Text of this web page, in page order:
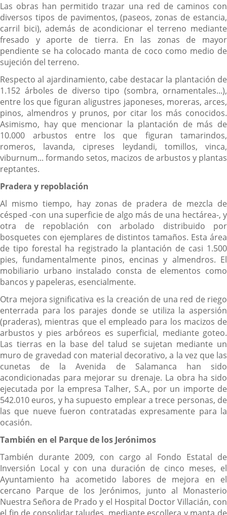
Las obras han permitido trazar una red de caminos con
diversos tipos de pavimentos, (paseos, zonas de estancia,
carril bici), además de acondicionar el terreno mediante
fresado y aporte de tierra. En las zonas de mayor
pendiente se ha colocado manta de coco como medio de
sujeción del terreno.
Respecto al ajardinamiento, cabe destacar la plantación de
1.152 árboles de diverso tipo (sombra, ornamentales...),
entre los que figuran aligustres japoneses, moreras, arces,
pinos, almendros y prunos, por citar los más conocidos.
Asimismo, hay que mencionar la plantación de más de
10.000 arbustos entre los que figuran tamarindos,
romeros, lavanda, cipreses leydandi, tomillos, vinca,
viburnum... formando setos, macizos de arbustos y plantas
reptantes.
Pradera y repoblación
Al mismo tiempo, hay zonas de pradera de mezcla de
césped -con una superficie de algo más de una hectárea-, y
otra de repoblación con arbolado distribuido por
bosquetes con ejemplares de distintos tamaños. Esta área
de tipo forestal ha registrado la plantación de casi 1.500
pies, fundamentalmente pinos, encinas y almendros. El
mobiliario urbano instalado consta de elementos como
bancos y papeleras, esencialmente.
Otra mejora significativa es la creación de una red de riego
enterrada para los parajes donde se utiliza la aspersión
(praderas), mientras que el empleado para los macizos de
arbustos y pies arbóreos es superficial, mediante goteo.
Las tierras en la base del talud se sujetan mediante un
muro de gravedad con material decorativo, a la vez que las
cunetas de la Avenida de Salamanca han sido
acondicionadas para mejorar su drenaje. La obra ha sido
ejecutada por la empresa Talher, S.A., por un importe de
542.010 euros, y ha supuesto emplear a trece personas, de
las que nueve fueron contratadas expresamente para la
ocasión.
También en el Parque de los Jerónimos
También durante 2009, con cargo al Fondo Estatal de
Inversión Local y con una duración de cinco meses, el
Ayuntamiento ha acometido labores de mejora en el
cercano Parque de los Jerónimos, junto al Monasterio
Nuestra Señora de Prado y el Hospital Doctor Villacián, con